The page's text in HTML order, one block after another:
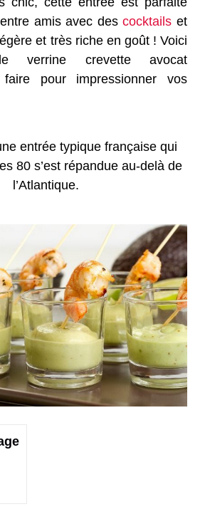
amis avec descocktails et
et très riche en goût ! Voici
verrine crevette avocat
pour impressionner vos
entrée typique française qui
80 s’est répandue au-delà de
l’Atlantique.